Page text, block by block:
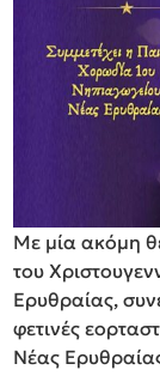
Με μία ακόμη
του
Ερυθραίας,
φετινές
Νέας